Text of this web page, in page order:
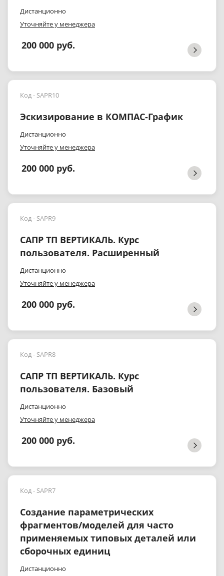
Дистанционно
Уточняйте у менеджера
200 000 руб.
Код - SAPR10
Эскизирование в КОМПАС-График
Дистанционно
Уточняйте у менеджера
200 000 руб.
Код - SAPR9
САПР ТП ВЕРТИКАЛЬ. Курс
пользователя. Расширенный
Дистанционно
Уточняйте у менеджера
200 000 руб.
Код - SAPR8
САПР ТП ВЕРТИКАЛЬ. Курс
пользователя. Базовый
Дистанционно
Уточняйте у менеджера
200 000 руб.
Код - SAPR7
Создание параметрических
фрагментов/моделей для часто
применяемых типовых деталей или
сборочных единиц
Дистанционно